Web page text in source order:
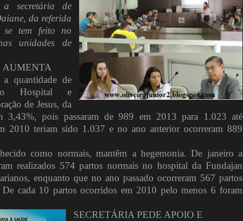
a secretária de
da referida
se tem feito no
unidades de
AUMENTA
quantidade de
Hospital e
de Jesus, da
3,43%, pois passaram de 989 em 2013 para 1.023 até
2010 teriam sido 1.037 e no ano anterior ocorreram 889
como normais, mantêm a hegemonia. De janeiro a
realizados 574 partos normais no hospital da Fundajan
enquanto que no ano passado ocorreram 567 partos
De cada 10 partos ocorridos em 2010 pelo menos 6 foram
SECRETÁRIA PEDE APOIO E